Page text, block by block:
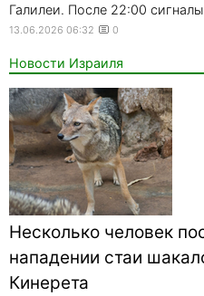
Галилеи. После 22:00
13.06.2026 06:32 0
Новости Израиля
Несколько человек
нападении стаи
Кинерета